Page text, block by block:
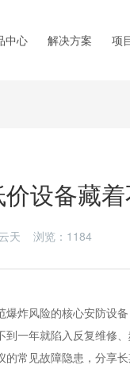
中心 解决方案 项
设备藏
天 浏览： 1184
爆炸风险的核心安防设
一年就陷入反复维修
常见故障隐患，分享长